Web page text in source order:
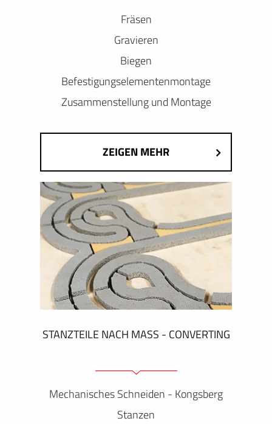
Fräsen
Gravieren
Biegen
Befestigungselementenmontage
Zusammenstellung und Montage
ZEIGEN MEHR
STANZTEILE NACH MASS - CONVERTING
Mechanisches Schneiden - Kongsberg
Stanzen